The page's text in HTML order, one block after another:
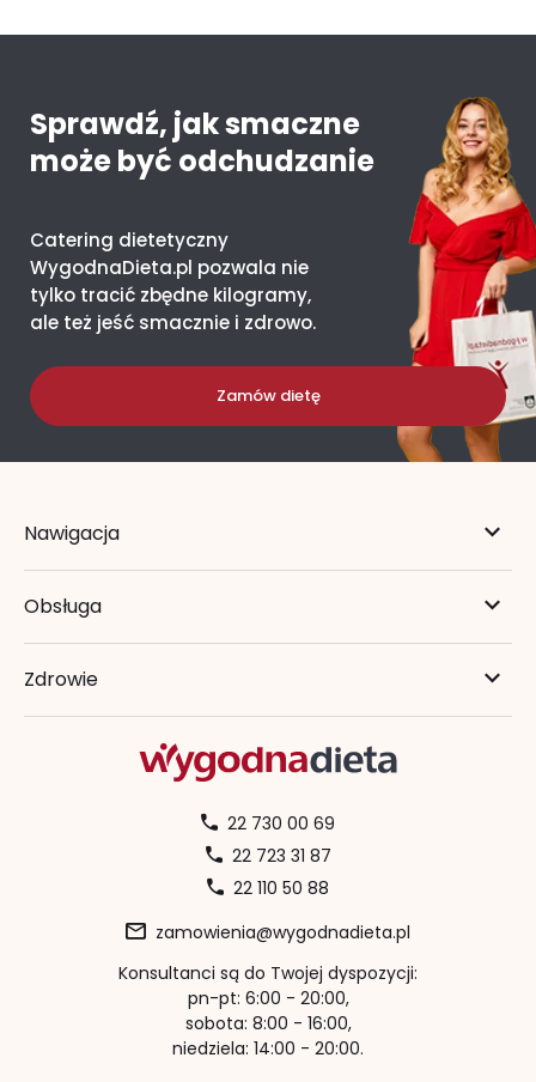
Sprawdź, jak smaczne
może być odchudzanie
Catering dietetyczny
WygodnaDieta.pl pozwala nie
tylko tracić zbędne kilogramy,
ale też jeść smacznie i zdrowo.
Zamów dietę
Nawigacja
Obsługa
Zdrowie
22 730 00 69
22 723 31 87
22 110 50 88
zamowienia@wygodnadieta.pl
Konsultanci są do Twojej dyspozycji:
pn-pt: 6:00 - 20:00,
sobota: 8:00 - 16:00,
niedziela: 14:00 - 20:00.